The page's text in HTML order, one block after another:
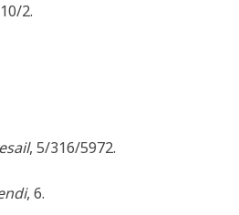
2.
, 5/316/5972.
, 6.